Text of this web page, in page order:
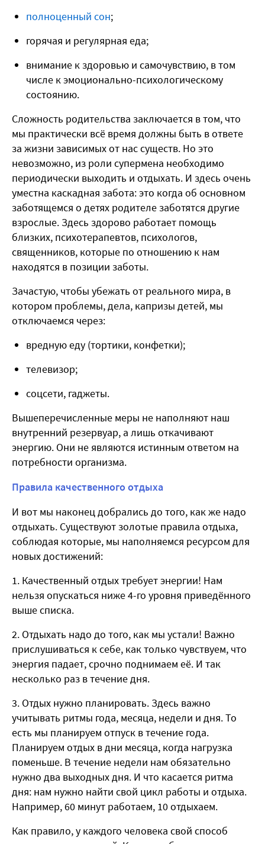
полноценный сон;
горячая и регулярная еда;
внимание к здоровью и самочувствию, в том
числе к эмоционально-психологическому
состоянию.
Сложность родительства заключается в том, что
мы практически всё время должны быть в ответе
за жизни зависимых от нас существ. Но это
невозможно, из роли супермена необходимо
периодически выходить и отдыхать. И здесь очень
уместна каскадная забота: это когда об основном
заботящемся о детях родителе заботятся другие
взрослые. Здесь здорово работает помощь
близких, психотерапевтов, психологов,
священников, которые по отношению к нам
находятся в позиции заботы.
Зачастую, чтобы убежать от реального мира, в
котором проблемы, дела, капризы детей, мы
отключаемся через:
вредную еду (тортики, конфетки);
телевизор;
соцсети, гаджеты.
Вышеперечисленные меры не наполняют наш
внутренний резервуар, а лишь откачивают
энергию. Они не являются истинным ответом на
потребности организма.
Правила качественного отдыха
И вот мы наконец добрались до того, как же надо
отдыхать. Существуют золотые правила отдыха,
соблюдая которые, мы наполняемся ресурсом для
новых достижений:
Качественный отдых требует энергии! Нам
нельзя опускаться ниже 4-го уровня приведённого
выше списка.
Отдыхать надо до того, как мы устали! Важно
прислушиваться к себе, как только чувствуем, что
энергия падает, срочно поднимаем её. И так
несколько раз в течение дня.
Отдых нужно планировать. Здесь важно
учитывать ритмы года, месяца, недели и дня. То
есть мы планируем отпуск в течение года.
Планируем отдых в дни месяца, когда нагрузка
поменьше. В течение недели нам обязательно
нужно два выходных дня. И что касается ритма
дня: нам нужно найти свой цикл работы и отдыха.
Например, 60 минут работаем, 10 отдыхаем.
Как правило, у каждого человека свой способ